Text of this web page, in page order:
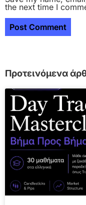
the next time I
Προτεινόμενα